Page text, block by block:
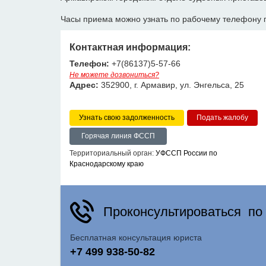
Часы приема можно узнать по рабочему телефону
Контактная информация:
Телефон: +7(86137)5-57-66
Не можете дозвониться?
Адрес: 352900, г. Армавир, ул. Энгельса, 25
Узнать свою задолженность
Горячая линия ФССП
Территориальный орган: УФССП России по
Краснодарскому краю